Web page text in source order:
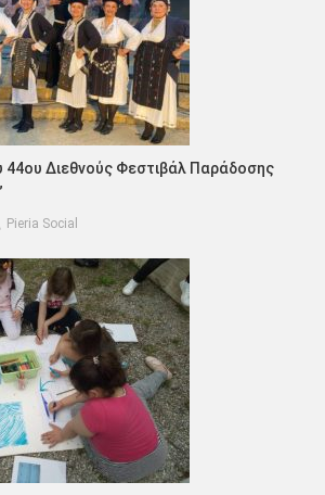
44ου Διεθνούς Φεστιβάλ Παράδοσης
Pieria Social